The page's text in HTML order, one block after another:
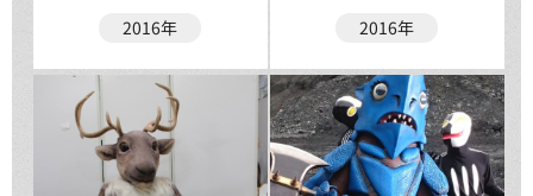
2016年 2016年